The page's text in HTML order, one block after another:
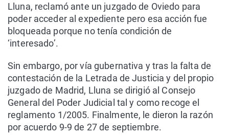
Lluna, reclamó ante un juzgado de Oviedo para
poder acceder al expediente pero esa acción fue
bloqueada porque no tenía condición de
‘interesado’.
Sin embargo, por vía gubernativa y tras la falta de
contestación de la Letrada de Justicia y del propio
juzgado de Madrid, Lluna se dirigió al Consejo
General del Poder Judicial tal y como recoge el
reglamento 1/2005. Finalmente, le dieron la razón
por acuerdo 9-9 de 27 de septiembre.